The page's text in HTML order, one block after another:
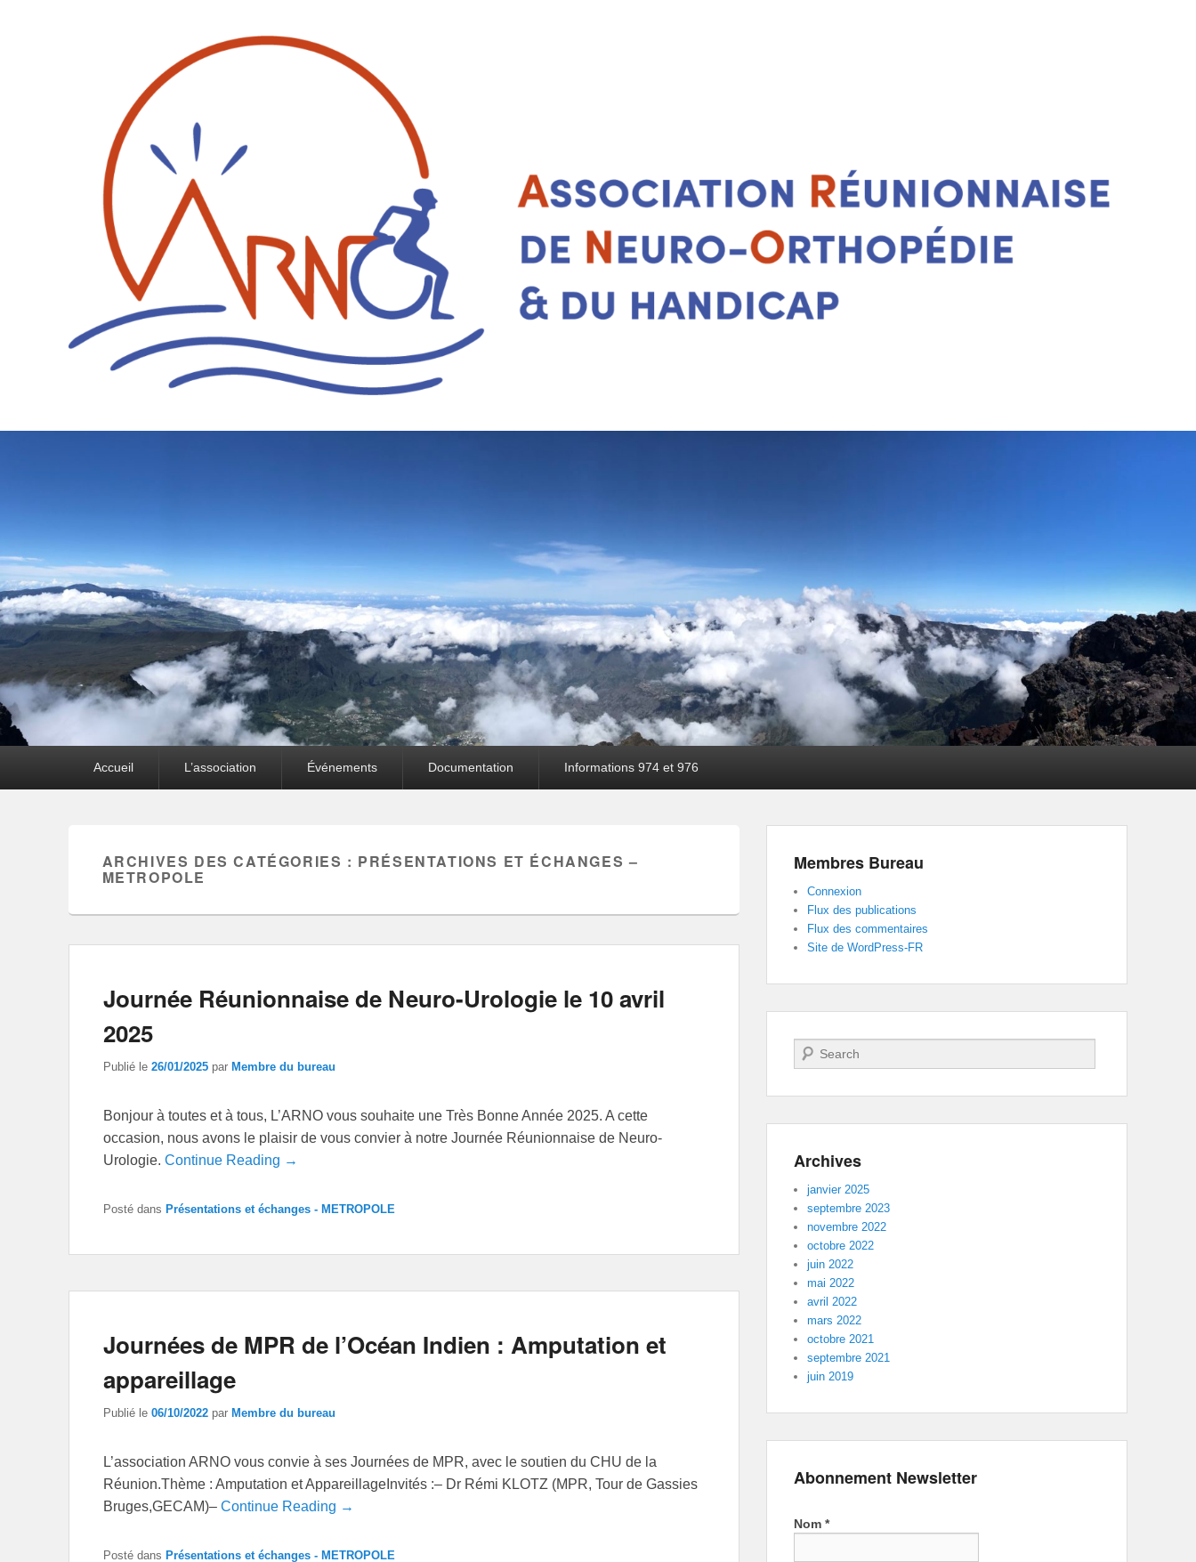
Accueil L’association Événements Documentation Informations 974 et 976
ARCHIVES DES CATÉGORIES : PRÉSENTATIONS ET ÉCHANGES –
METROPOLE
Journée Réunionnaise de Neuro-Urologie le 10 avril
2025
Publié le 26/01/2025 par Membre du bureau
Bonjour à toutes et à tous, L’ARNO vous souhaite une Très Bonne Année 2025. A cette
occasion, nous avons le plaisir de vous convier à notre Journée Réunionnaise de Neuro-
Urologie. Continue Reading →
Posté dans Présentations et échanges - METROPOLE
Journées de MPR de l’Océan Indien : Amputation et
appareillage
Publié le 06/10/2022 par Membre du bureau
L’association ARNO vous convie à ses Journées de MPR, avec le soutien du CHU de la
Réunion.Thème : Amputation et AppareillageInvités :– Dr Rémi KLOTZ (MPR, Tour de Gassies
Bruges,GECAM)– Continue Reading →
Posté dans Présentations et échanges - METROPOLE
Membres Bureau
Connexion
Flux des publications
Flux des commentaires
Site de WordPress-FR
Recherche
Archives
janvier 2025
septembre 2023
novembre 2022
octobre 2022
juin 2022
mai 2022
avril 2022
mars 2022
octobre 2021
septembre 2021
juin 2019
Abonnement Newsletter
Nom *